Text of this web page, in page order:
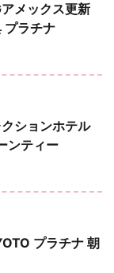
アメックス更新
プラチナ
ションホテル
ンティー
プラチナ 朝